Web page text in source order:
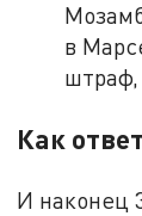
в
штраф,
Как
И наконец